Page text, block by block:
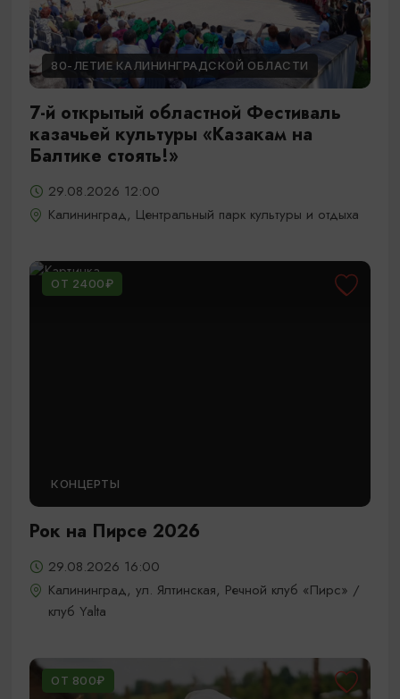
80-ЛЕТИЕ КАЛИНИНГРАДСКОЙ ОБЛАСТИ
7-й открытый областной Фестиваль
казачьей культуры «Казакам на
Балтике стоять!»
29.08.2026 12:00
Калининград, Центральный парк культуры и отдыха
ОТ 2400₽
КОНЦЕРТЫ
Рок на Пирсе 2026
29.08.2026 16:00
Калининград, ул. Ялтинская, Речной клуб «Пирс» /
клуб Yalta
ОТ 800₽